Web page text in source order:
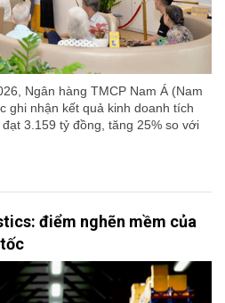
Ngân hàng TMCP Nam Á (Nam
ghi nhận kết quả kinh doanh tích
3.159 tỷ đồng, tăng 25% so với
điểm nghẽn mềm của